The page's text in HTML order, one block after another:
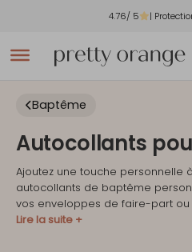
4.76/ 5 |
Baptême
Autocollants
Ajoutez une touche personnelle
autocollants de baptême
vos enveloppes de faire-part
Lire la suite +